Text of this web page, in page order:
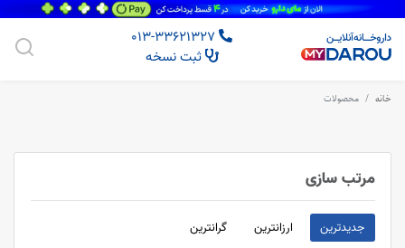
ثبت نسخه
خانه محصولات
مرتب سازی
جدیدترین ارزانترین گرانترین